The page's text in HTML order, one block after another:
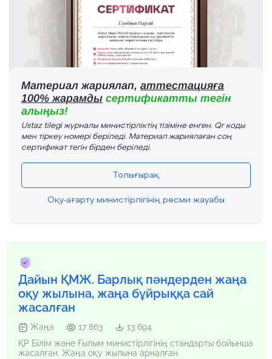
Материал жариялап, аттестацияға
100% жарамды сертификатты тегін
алыңыз!
Ustaz tilegi журналы министірліктің тізіміне енген. Qr коды
мен тіркеу номері беріледі. Материал жариялаған соң
сертификат тегін бірден беріледі.
Толығырақ
Оқу-ағарту министірлігінің ресми жауабы
Дайын ҚМЖ. Барлық пәндерден жаңа
оқу жылына, жаңа бұйрыққа сай
жасалған
Жаңа 17 863
13 694
ҚР Білім және Ғылым министірлігінің стандарты бойынша
жасалған. Жаңа оқу жылына арналған